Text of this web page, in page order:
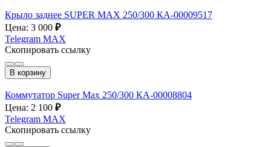
Крыло заднее SUPER MAX 250/300 КА-00009517
Цена: 3 000 ₽
Telegram MAX
Скопировать ссылку
В корзину
Коммутатор Super Max 250/300 КА-00008804
Цена: 2 100 ₽
Telegram MAX
Скопировать ссылку